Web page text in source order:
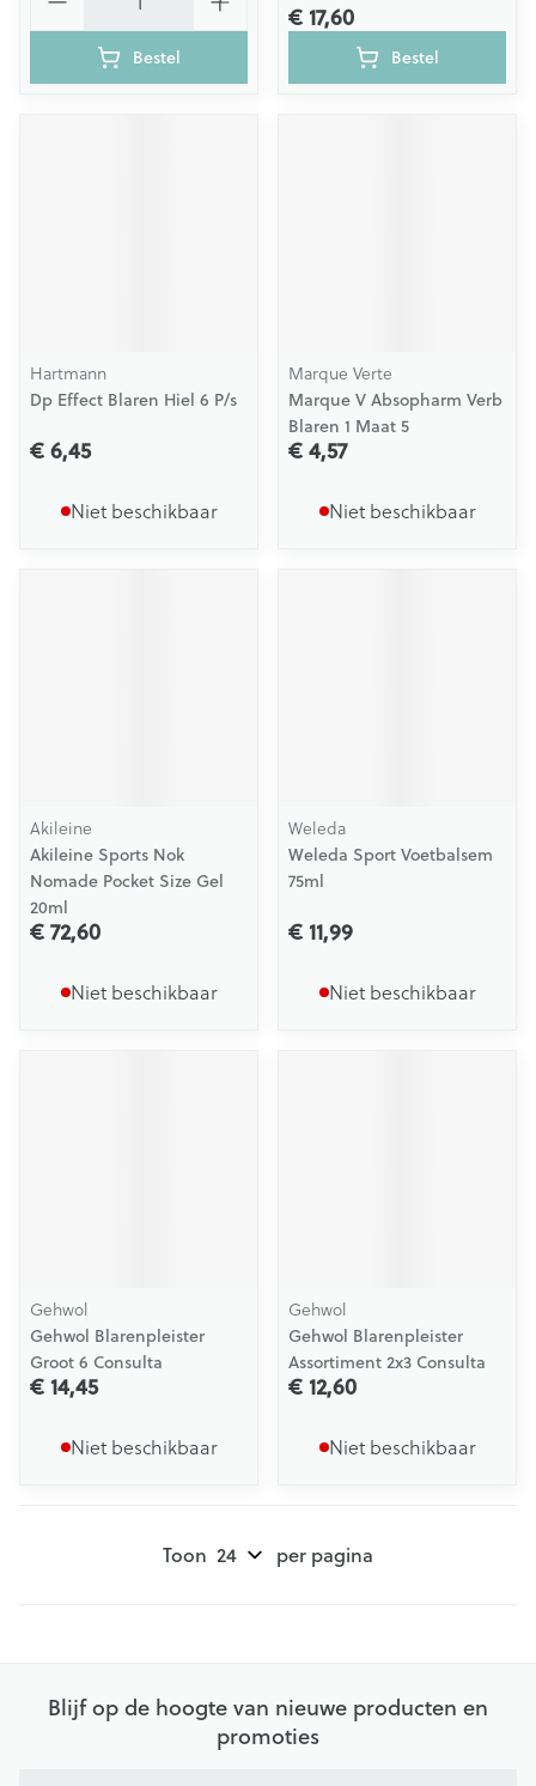
Bestel
€ 17,60
Bestel
Hartmann
Dp Effect Blaren Hiel 6 P/s
€ 6,45
Niet beschikbaar
Marque Verte
Marque V Absopharm Verb
Blaren 1 Maat 5
€ 4,57
Niet beschikbaar
Akileine
Akileine Sports Nok
Nomade Pocket Size Gel
20ml
€ 72,60
Niet beschikbaar
Weleda
Weleda Sport Voetbalsem
75ml
€ 11,99
Niet beschikbaar
Gehwol
Gehwol Blarenpleister
Groot 6 Consulta
€ 14,45
Niet beschikbaar
Gehwol
Gehwol Blarenpleister
Assortiment 2x3 Consulta
€ 12,60
Niet beschikbaar
Toon per pagina
Blijf op de hoogte van nieuwe producten en
promoties